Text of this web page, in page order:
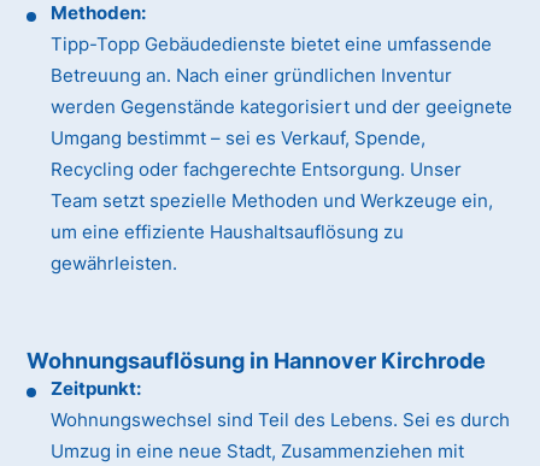
Methoden:
Tipp-Topp Gebäudedienste bietet eine umfassende
Betreuung an. Nach einer gründlichen Inventur
werden Gegenstände kategorisiert und der geeignete
Umgang bestimmt – sei es Verkauf, Spende,
Recycling oder fachgerechte Entsorgung. Unser
Team setzt spezielle Methoden und Werkzeuge ein,
um eine effiziente Haushaltsauflösung zu
gewährleisten.
Wohnungsauflösung in Hannover Kirchrode
Zeitpunkt:
Wohnungswechsel sind Teil des Lebens. Sei es durch
Umzug in eine neue Stadt, Zusammenziehen mit